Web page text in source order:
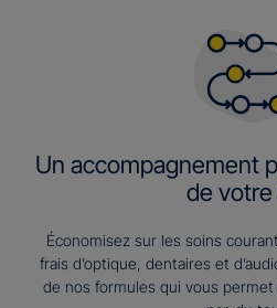
Un accompagnement
de votre
Économisez sur les soins
frais d’optique, dentaires et
de nos formules qui vous